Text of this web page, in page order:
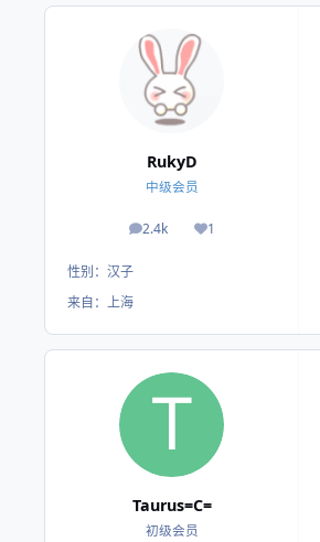
RukyD
中级会员
2.4k
帖子 1
荣誉积分
性别： 汉子
来自： 上海
Taurus=C=
初级会员